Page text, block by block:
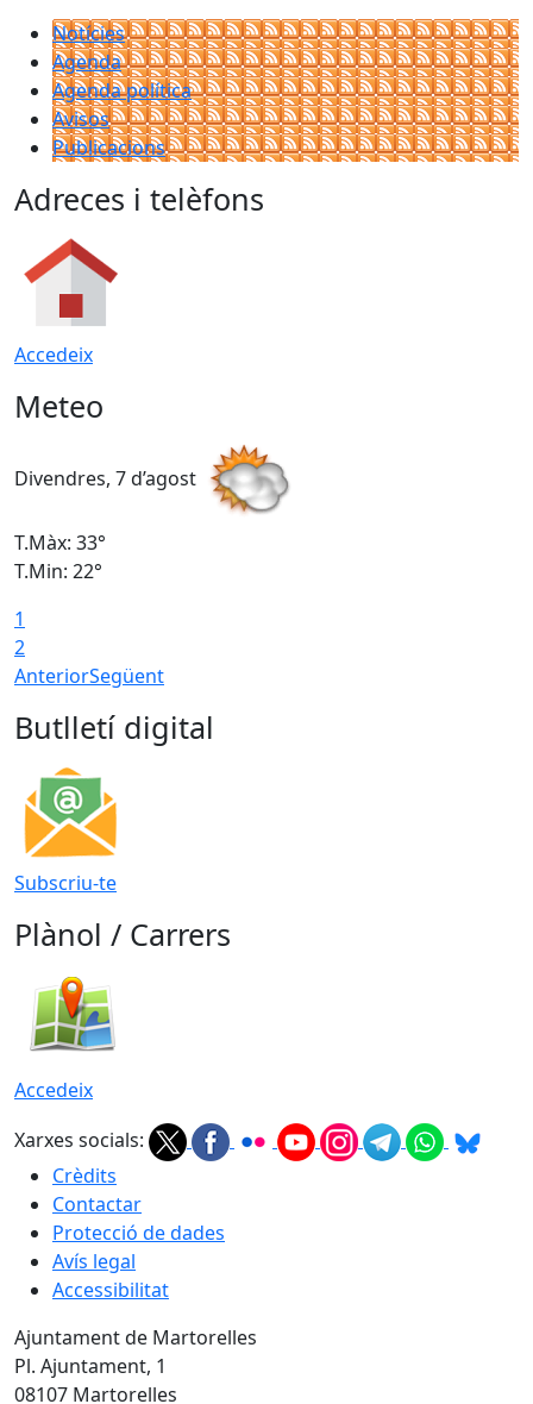
Notícies
Agenda
Agenda política
Avisos
Publicacions
Adreces i telèfons
Accedeix
Meteo
Divendres, 7 d’agost
T.Màx: 33°
T.Min: 22°
1
2
AnteriorSegüent
Butlletí digital
Subscriu-te
Plànol / Carrers
Accedeix
Xarxes socials:
Crèdits
Contactar
Protecció de dades
Avís legal
Accessibilitat
Ajuntament de Martorelles
Pl. Ajuntament, 1
08107 Martorelles